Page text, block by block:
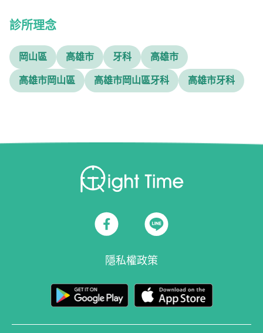
診所理念
岡山區 高雄市 牙科 高雄市
高雄市岡山區 高雄市岡山區牙科 高雄市牙科
隱私權政策